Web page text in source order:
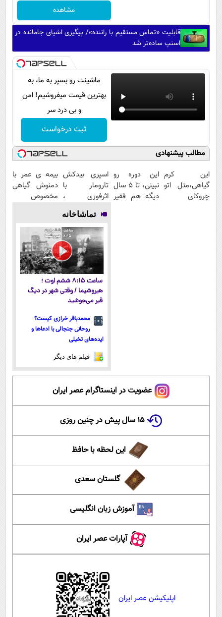
مشاهده
قابلیت «تماس مستقیم با راننده»/ پیگیری اشیای جامانده در
اسنپ ساده‌تر شد
ماشینت رو بسپر به ما، به
بهترین قیمت میفروشیم! امن
و بی درد سر
ثبت درخواست
مطالب پیشنهادی
این کرم
گیاهی،مثل اتو
چروکای
این دوره رو
نبینی، تا 5 سال
دیگه هم فقیر
اسپری بیدکش
تارومار با
اثرفوری ،
محافظ لباس در
مقابل بید
بیمه ی عمر با
دمنوش گیاهی
مخصوص
تماشاخانه
ساعت ۸:۱۵ ششم اوت ؛
هیروشیما / وقتی شهر در دیگ
قیر می‌جوشید
محمدباقر خرازی کیست؟
روحانی جنجالی با ادعاها و
ایده‌های تخیلی
فیلم های دیگر
عضویت در اینستاگرام عصر ایران
۱۵ سال پیش در چنین روزی
این لحظه با حافظ
گلستان سعدی
آموزش زبان انگلیسی
آپارات عصر ایران
اپلیکیشن عصر ایران